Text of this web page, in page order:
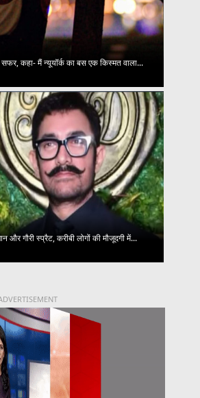
कहा- मैं न्यूयॉर्क का बस एक किस्मत वाला...
और गौरी स्प्रैट, करीबी लोगों की मौजूदगी में...